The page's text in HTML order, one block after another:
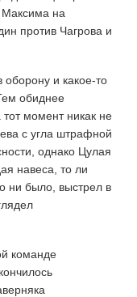
Максима на
против Чагрова и
и какое-то
обиднее
момент никак не
с угла штрафной
однако Цулая
навеса, то ли
ни было, выстрел в
команде